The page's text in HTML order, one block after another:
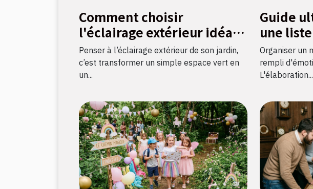
Comment choisir
l'éclairage extérieur idéal
pour votre jardin ?
Penser à l’éclairage extérieur de son jardin,
c’est transformer un simple espace vert en
un...
Guide
une
Organiser un
rempli
L'élaboration...